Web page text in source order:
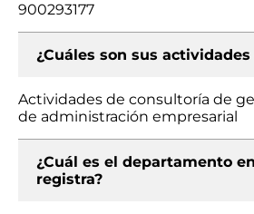
900293177
¿Cuáles son sus
Actividades de consultoría de
de administración empresarial
¿Cuál es el departamento
registra?